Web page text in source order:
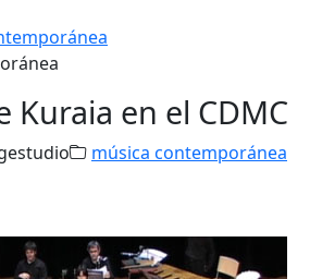
Kuraia en el CDMC
música contemporánea